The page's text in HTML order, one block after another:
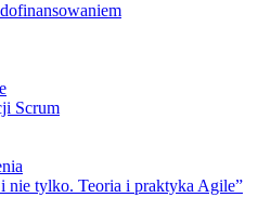
Scrum
nie tylko. Teoria i praktyka Agile”